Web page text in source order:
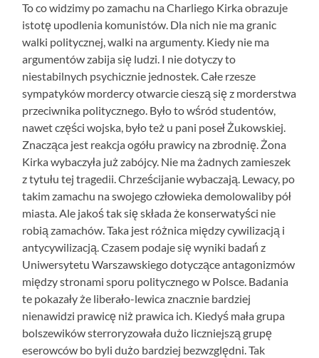
To co widzimy po zamachu na Charliego Kirka obrazuje
istotę upodlenia komunistów. Dla nich nie ma granic
walki politycznej, walki na argumenty. Kiedy nie ma
argumentów zabija się ludzi. I nie dotyczy to
niestabilnych psychicznie jednostek. Całe rzesze
sympatyków mordercy otwarcie cieszą się z morderstwa
przeciwnika politycznego. Było to wśród studentów,
nawet części wojska, było też u pani poseł Żukowskiej.
Znacząca jest reakcja ogółu prawicy na zbrodnię. Żona
Kirka wybaczyła już zabójcy. Nie ma żadnych zamieszek
z tytułu tej tragedii. Chrześcijanie wybaczają. Lewacy, po
takim zamachu na swojego człowieka demolowaliby pół
miasta. Ale jakoś tak się składa że konserwatyści nie
robią zamachów. Taka jest różnica między cywilizacją i
antycywilizacją. Czasem podaje się wyniki badań z
Uniwersytetu Warszawskiego dotyczące antagonizmów
między stronami sporu politycznego w Polsce. Badania
te pokazały że liberało-lewica znacznie bardziej
nienawidzi prawicę niż prawica ich. Kiedyś mała grupa
bolszewików sterroryzowała dużo liczniejszą grupę
eserowców bo byli dużo bardziej bezwzględni. Tak